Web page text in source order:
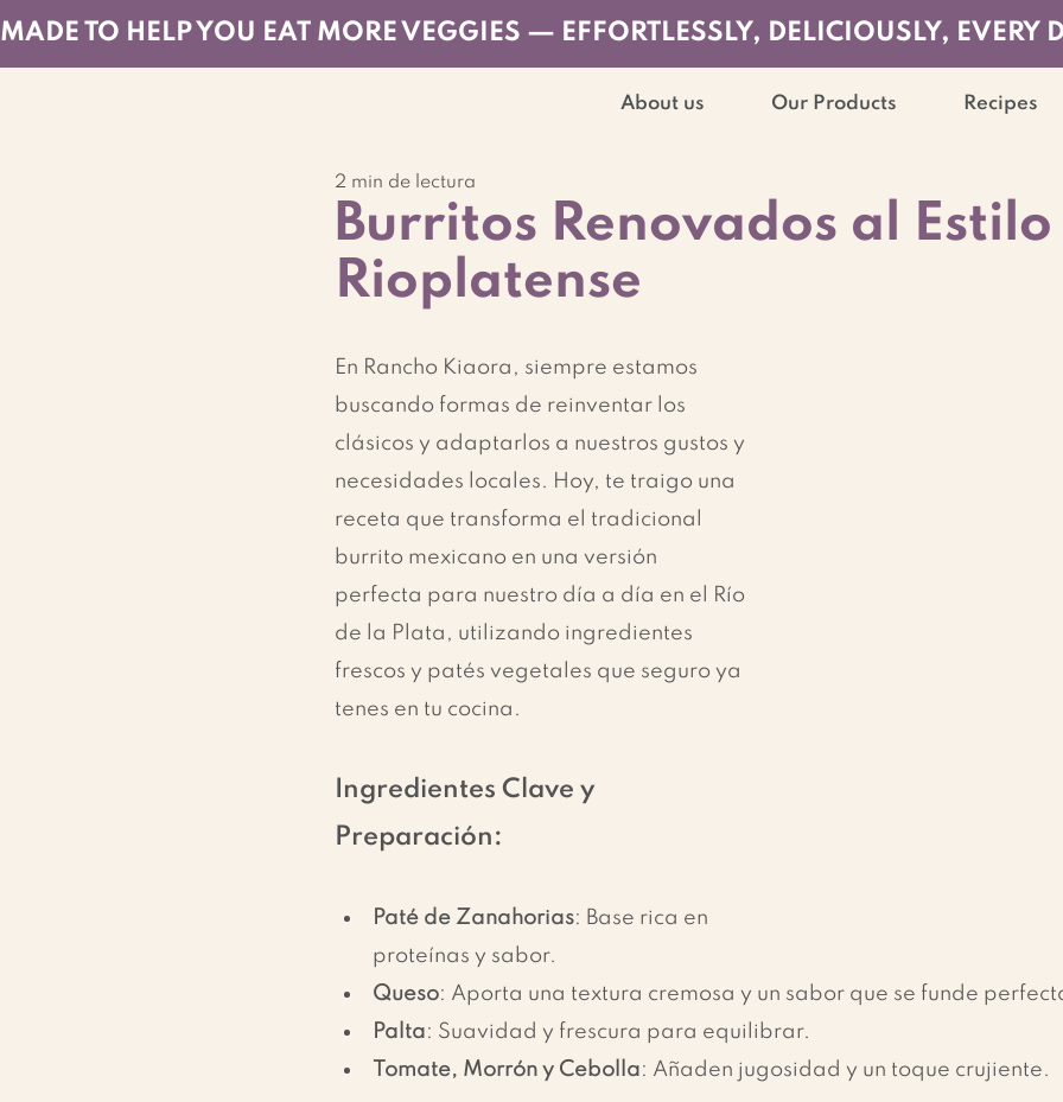
MADE TO HELP YOU EAT MORE VEGGIES — EFFORTLESSLY, DELICIOUSLY, EVERY
About us Our Products Recipes
Burritos Renovados al Estilo
Rioplatense
2 min de lectura
En Rancho Kiaora, siempre estamos
buscando formas de reinventar los
clásicos y adaptarlos a nuestros gustos y
necesidades locales. Hoy, te traigo una
receta que transforma el tradicional
burrito mexicano en una versión
perfecta para nuestro día a día en el Río
de la Plata, utilizando ingredientes
frescos y patés vegetales que seguro ya
tenes en tu cocina.
Ingredientes Clave y
Preparación:
Paté de Zanahorias: Base rica en
proteínas y sabor.
Queso: Aporta una textura cremosa y un sabor que se funde
Palta: Suavidad y frescura para equilibrar.
Tomate, Morrón y Cebolla: Añaden jugosidad y un toque crujiente.